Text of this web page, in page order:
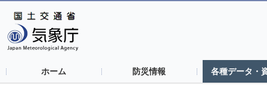
ホーム 防災情報 各種データ・